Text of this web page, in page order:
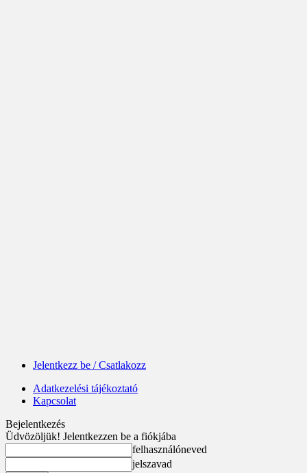
Jelentkezz be / Csatlakozz
Adatkezelési tájékoztató
Kapcsolat
Bejelentkezés
Üdvözöljük! Jelentkezzen be a fiókjába
felhasználóneved
jelszavad